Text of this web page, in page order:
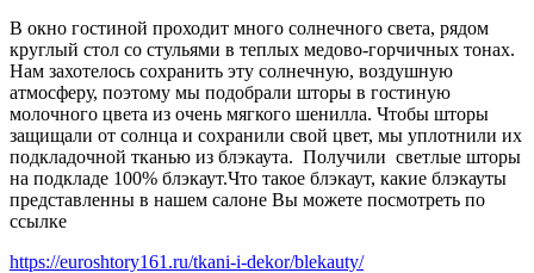
В окно гостиной проходит много солнечного света, рядом
круглый стол со стульями в теплых медово-горчичных тонах.
Нам захотелось сохранить эту солнечную, воздушную
атмосферу, поэтому мы подобрали шторы в гостиную
молочного цвета из очень мягкого шенилла. Чтобы шторы
защищали от солнца и сохранили свой цвет, мы уплотнили их
подкладочной тканью из блэкаута. Получили светлые шторы
на подкладе 100% блэкаут.Что такое блэкаут, какие блэкауты
представленны в нашем салоне Вы можете посмотреть по
ссылке
https://euroshtory161.ru/tkani-i-dekor/blekauty/